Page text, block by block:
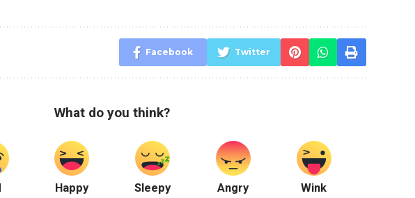
Facebook Twitter
What do you think?
Happy Sleepy Angry Wink